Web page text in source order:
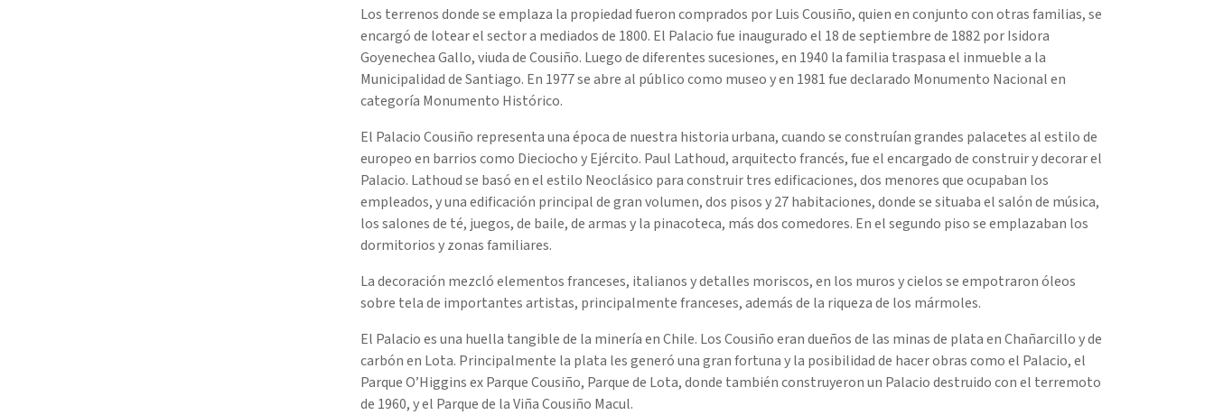
Los terrenos donde se emplaza la propiedad fueron comprados por Luis Cousiño, quien en conjunto con otras familias, se
encargó de lotear el sector a mediados de 1800. El Palacio fue inaugurado el 18 de septiembre de 1882 por Isidora
Goyenechea Gallo, viuda de Cousiño. Luego de diferentes sucesiones, en 1940 la familia traspasa el inmueble a la
Municipalidad de Santiago. En 1977 se abre al público como museo y en 1981 fue declarado Monumento Nacional en
categoría Monumento Histórico.
El Palacio Cousiño representa una época de nuestra historia urbana, cuando se construían grandes palacetes al estilo de
europeo en barrios como Dieciocho y Ejército. Paul Lathoud, arquitecto francés, fue el encargado de construir y decorar el
Palacio. Lathoud se basó en el estilo Neoclásico para construir tres edificaciones, dos menores que ocupaban los
empleados, y una edificación principal de gran volumen, dos pisos y 27 habitaciones, donde se situaba el salón de música,
los salones de té, juegos, de baile, de armas y la pinacoteca, más dos comedores. En el segundo piso se emplazaban los
dormitorios y zonas familiares.
La decoración mezcló elementos franceses, italianos y detalles moriscos, en los muros y cielos se empotraron óleos
sobre tela de importantes artistas, principalmente franceses, además de la riqueza de los mármoles.
El Palacio es una huella tangible de la minería en Chile. Los Cousiño eran dueños de las minas de plata en Chañarcillo y de
carbón en Lota. Principalmente la plata les generó una gran fortuna y la posibilidad de hacer obras como el Palacio, el
Parque O’Higgins ex Parque Cousiño, Parque de Lota, donde también construyeron un Palacio destruido con el terremoto
de 1960, y el Parque de la Viña Cousiño Macul.